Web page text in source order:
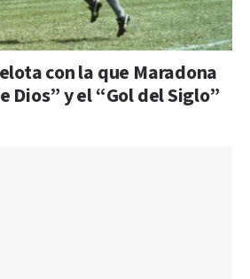
con la que Maradona
Dios” y el “Gol del Siglo”